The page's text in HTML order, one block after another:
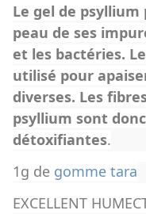
Le gel de
peau de ses
et les bactéries.
utilisé pour
diverses. Les
psyllium sont
détoxifiantes.
1g de gomme tara
EXCELLENT